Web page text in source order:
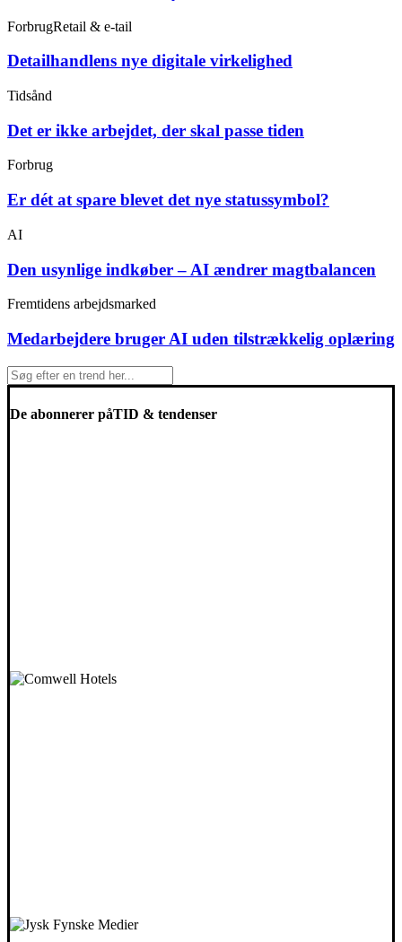
ForbrugRetail & e-tail
Detailhandlens nye digitale virkelighed
Tidsånd
Det er ikke arbejdet, der skal passe tiden
Forbrug
Er dét at spare blevet det nye statussymbol?
AI
Den usynlige indkøber – AI ændrer magtbalancen
Fremtidens arbejdsmarked
Medarbejdere bruger AI uden tilstrækkelig oplæring
De abonnerer påTID & tendenser